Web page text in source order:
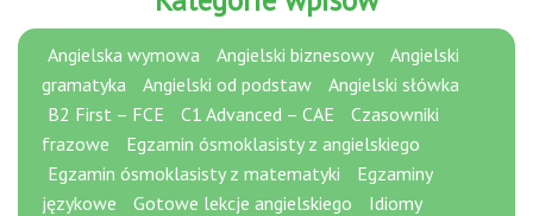
Angielska wymowa Angielski biznesowy
Angielski
gramatyka
Angielski od podstaw
Angielski słówka
B2 First – FCE
C1 Advanced – CAE
Czasowniki
frazowe
Egzamin ósmoklasisty z angielskiego
Egzamin ósmoklasisty z matematyki
Egzaminy
językowe
Gotowe lekcje angielskiego
Idiomy